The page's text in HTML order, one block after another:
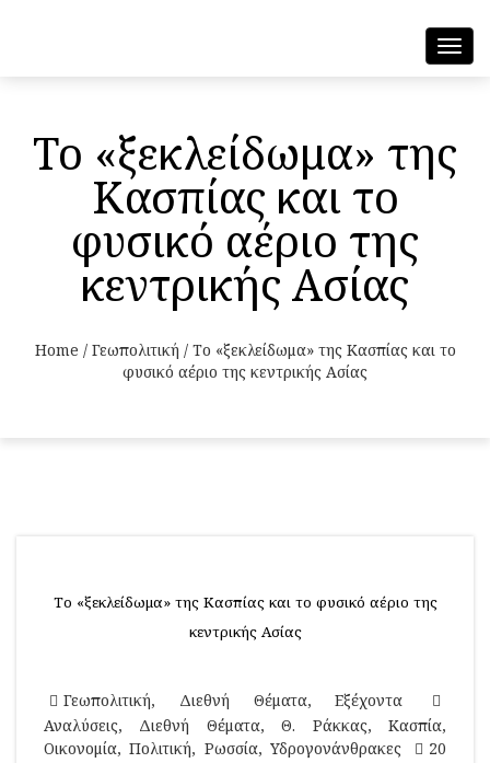
Το «ξεκλείδωμα» της
Κασπίας και το
φυσικό αέριο της
κεντρικής Ασίας
Home / Γεωπολιτική / Το «ξεκλείδωμα» της Κασπίας και το
φυσικό αέριο της κεντρικής Ασίας
Το «ξεκλείδωμα» της Κασπίας και το φυσικό αέριο της
κεντρικής Ασίας
Γεωπολιτική, Διεθνή Θέματα,Εξέχοντα
Αναλύσεις, Διεθνή Θέματα,Θ. Ράκκας,Κασπία,
Οικονομία,Πολιτική, Ρωσσία, Υδρογονάνθρακες
20